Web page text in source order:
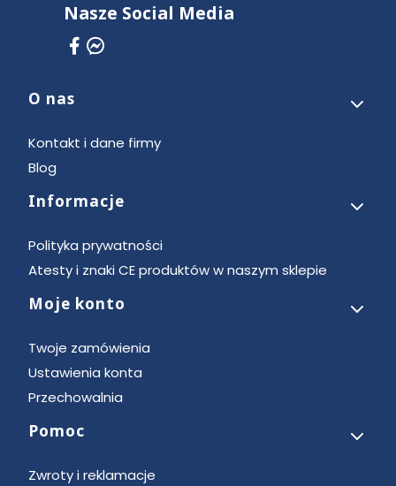
Nasze Social Media
Linki w stopce
O nas
Kontakt i dane firmy
Blog
Informacje
Polityka prywatności
Atesty i znaki CE produktów w naszym sklepie
Moje konto
Twoje zamówienia
Ustawienia konta
Przechowalnia
Pomoc
Zwroty i reklamacje